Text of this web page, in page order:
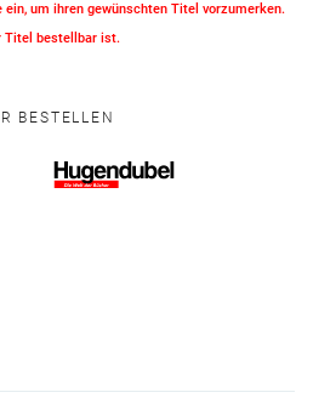
ein, um ihren gewünschten Titel vorzumerken.
Titel bestellbar ist.
BESTELLEN